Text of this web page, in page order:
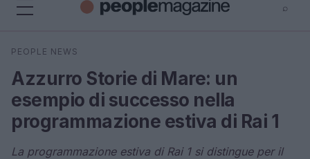
⌕
Cerca
PEOPLE NEWS
Azzurro Storie di Mare: un
esempio di successo nella
programmazione estiva di Rai 1
La programmazione estiva di Rai 1 si distingue per il